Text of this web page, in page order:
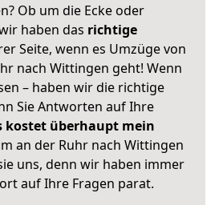
Ob um die Ecke oder
haben das richtige
Seite, wenn es Umzüge von
nach Wittingen geht! Wenn
– haben wir die richtige
Sie Antworten auf Ihre
kostet überhaupt mein
an der Ruhr nach Wittingen
uns, denn wir haben immer
auf Ihre Fragen parat.